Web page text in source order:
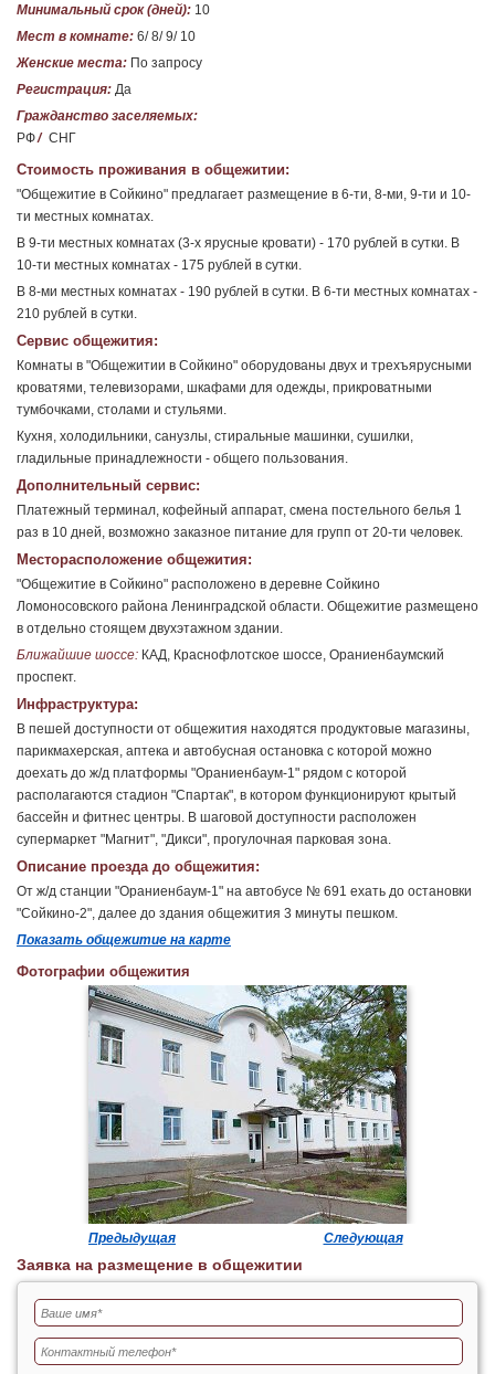
Минимальный срок (дней): 10
Мест в комнате: 6/ 8/ 9/ 10
Женские места: По запросу
Регистрация: Да
Гражданство заселяемых:
РФ/ СНГ
Стоимость проживания в общежитии:
"Общежитие в Сойкино" предлагает размещение в 6-ти, 8-ми, 9-ти и 10-
ти местных комнатах.
В 9-ти местных комнатах (3-х ярусные кровати) - 170 рублей в сутки. В
10-ти местных комнатах - 175 рублей в сутки.
В 8-ми местных комнатах - 190 рублей в сутки. В 6-ти местных комнатах -
210 рублей в сутки.
Сервис общежития:
Комнаты в "Общежитии в Сойкино" оборудованы двух и трехъярусными
кроватями, телевизорами, шкафами для одежды, прикроватными
тумбочками, столами и стульями.
Кухня, холодильники, санузлы, стиральные машинки, сушилки,
гладильные принадлежности - общего пользования.
Дополнительный сервис:
Платежный терминал, кофейный аппарат, смена постельного белья 1
раз в 10 дней, возможно заказное питание для групп от 20-ти человек.
Месторасположение общежития:
"Общежитие в Сойкино" расположено в деревне Сойкино
Ломоносовского района Ленинградской области. Общежитие размещено
в отдельно стоящем двухэтажном здании.
Ближайшие шоссе: КАД, Краснофлотское шоссе, Ораниенбаумский
проспект.
Инфраструктура:
В пешей доступности от общежития находятся продуктовые магазины,
парикмахерская, аптека и автобусная остановка с которой можно
доехать до ж/д платформы "Ораниенбаум-1" рядом с которой
располагаются стадион "Спартак", в котором функционируют крытый
бассейн и фитнес центры. В шаговой доступности расположен
супермаркет "Магнит", "Дикси", прогулочная парковая зона.
Описание проезда до общежития:
От ж/д станции "Ораниенбаум-1" на автобусе № 691 ехать до остановки
"Сойкино-2", далее до здания общежития 3 минуты пешком.
Показать общежитие на карте
Фотографии общежития
Предыдущая Следующая
Заявка на размещение в общежитии